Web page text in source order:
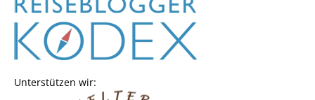
Unterstützen wir: